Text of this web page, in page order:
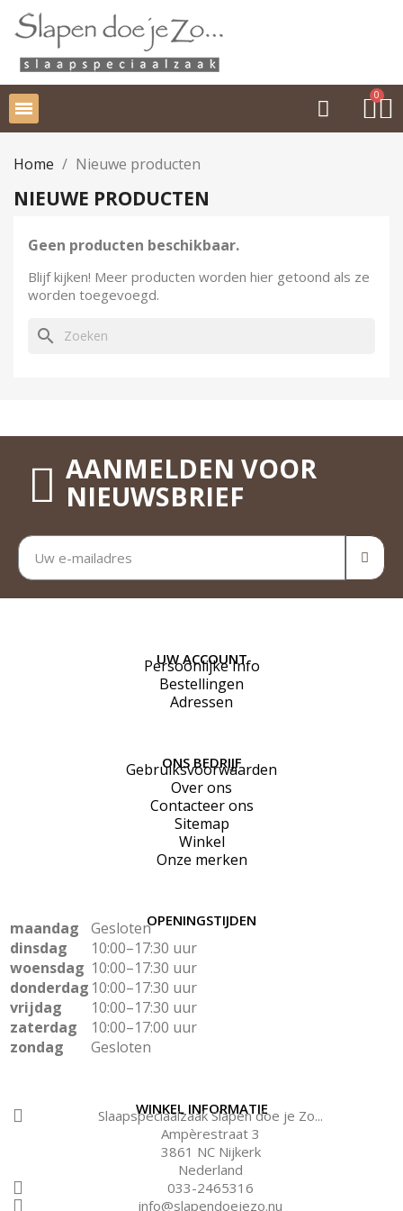
Home Nieuwe producten
NIEUWE PRODUCTEN
Geen producten beschikbaar.
Blijf kijken! Meer producten worden hier getoond als ze
worden toegevoegd.
search
AANMELDEN VOOR
NIEUWSBRIEF
UW ACCOUNT
Persoonlijke Info
Bestellingen
Adressen
ONS BEDRIJF
Gebruiksvoorwaarden
Over ons
Contacteer ons
Sitemap
Winkel
Onze merken
OPENINGSTIJDEN
maandag
Gesloten
dinsdag
10:00–17:30 uur
woensdag 10:00–17:30 uur
donderdag 10:00–17:30 uur
vrijdag
10:00–17:30 uur
zaterdag
10:00–17:00 uur
zondag
Gesloten
WINKEL INFORMATIE
Slaapspeciaalzaak Slapen doe je Zo...
Ampèrestraat 3
3861 NC Nijkerk
Nederland
033-2465316
info@slapendoejezo.nu